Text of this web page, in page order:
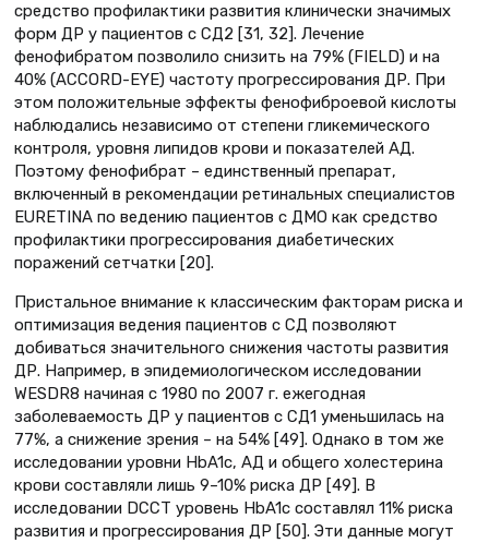
средство профилактики развития клинически значимых
форм ДР у пациентов с СД2 [31, 32]. Лечение
фенофибратом позволило снизить на 79% (FIELD) и на
40% (ACCORD-EYE) частоту прогрессирования ДР. При
этом положительные эффекты фенофиброевой кислоты
наблюдались независимо от степени гликемического
контроля, уровня липидов крови и показателей АД.
Поэтому фенофибрат – единственный препарат,
включенный в рекомендации ретинальных специалистов
EURETINA по ведению пациентов с ДМО как средство
профилактики прогрессирования диабетических
поражений сетчатки [20].
Пристальное внимание к классическим факторам риска и
оптимизация ведения пациентов с СД позволяют
добиваться значительного снижения частоты развития
ДР. Например, в эпидемиологическом исследовании
WESDR8 начиная с 1980 по 2007 г. ежегодная
заболеваемость ДР у пациентов с СД1 уменьшилась на
77%, а снижение зрения – на 54% [49]. Однако в том же
исследовании уровни HbA1c, АД и общего холестерина
крови составляли лишь 9–10% риска ДР [49]. В
исследовании DCCT уровень HbA1c составлял 11% риска
развития и прогрессирования ДР [50]. Эти данные могут